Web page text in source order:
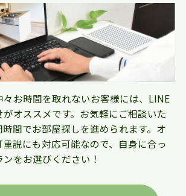
お時間を取れないお客様には、LINE
オススメです。お気軽にご相談いた
間でお部屋探しを進められます。オ
説にも対応可能なので、自身に合っ
をお選びください！